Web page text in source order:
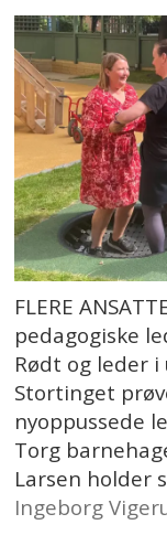
FLERE
pedagogiske
Rødt og leder
Stortinget
nyoppussede
Torg
Larsen holder
Ingeborg